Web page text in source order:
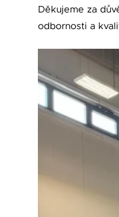
Děkujeme za
odbornosti a